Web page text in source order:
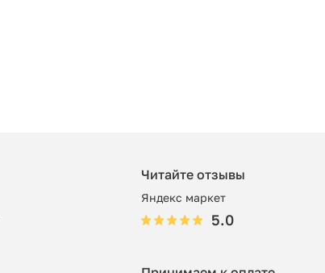
Читайте отзывы
Яндекс маркет
5.0